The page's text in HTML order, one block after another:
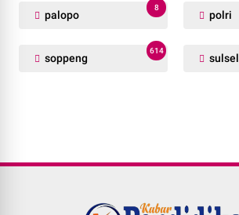
palopo
8
polri
soppeng
614
sulsel